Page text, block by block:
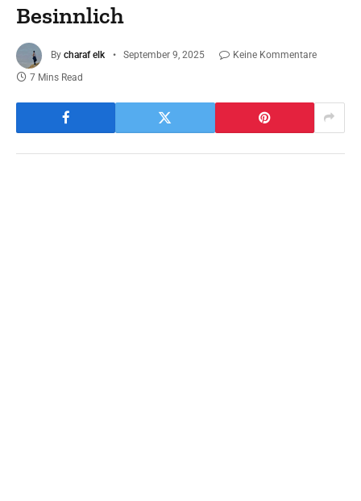
Besinnlich
By charaf elk September 9, 2025
Keine Kommentare
7 Mins Read